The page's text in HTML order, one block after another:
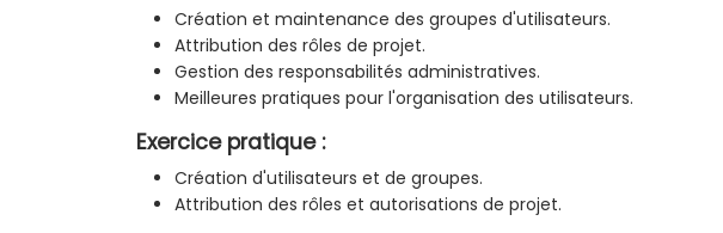
Création et maintenance des groupes d'utilisateurs.
Attribution des rôles de projet.
Gestion des responsabilités administratives.
Meilleures pratiques pour l'organisation des utilisateurs.
Exercice pratique :
Création d'utilisateurs et de groupes.
Attribution des rôles et autorisations de projet.